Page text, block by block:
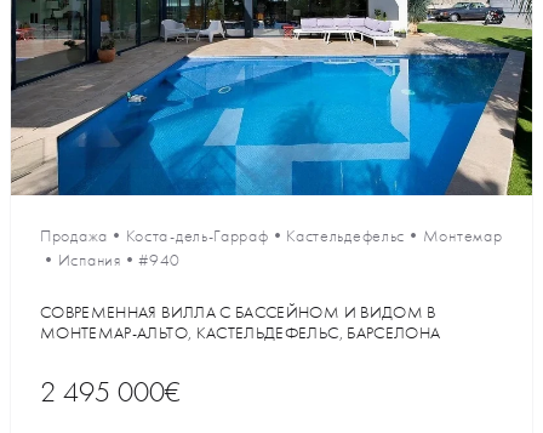
Продажа • Коста-дель-Гарраф • Кастельдефельс • Монтемар
• Испания •#940
СОВРЕМЕННАЯ ВИЛЛА С БАССЕЙНОМ И ВИДОМ В
МОНТЕМАР-АЛЬТО, КАСТЕЛЬДЕФЕЛЬС, БАРСЕЛОНА
2 495 000€